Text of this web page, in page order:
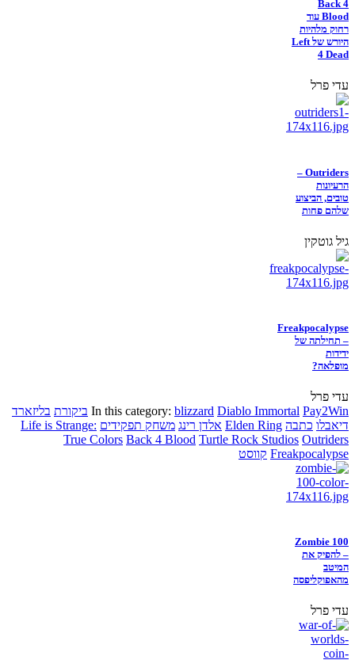
Back 4
Blood עוד
רחוק מלהיות
היורש של Left
4 Dead
עדי פרל
Outriders –
הרעיונות
טובים, הביצוע
שלהם פחות
גיל גוטקין
Freakpocalypse
– תחילתה של
ידידות
מופלאה?
עדי פרל
In this category: blizzard Diablo Immortal Pay2Win ביקורת בליזארד
דיאבלו כתבה Elden Ring אלדן רינג משחק תפקידים Life is Strange:
True Colors Back 4 Blood Turtle Rock Studios Outriders
Freakpocalypse קווסט
Zombie 100
– להפיק את
המיטב
מהאפוקליפסה
עדי פרל